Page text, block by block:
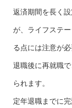
返済期間を長く
が、ライフステ
る点には注意が必
退職後に再就職
られます。
定年退職までに